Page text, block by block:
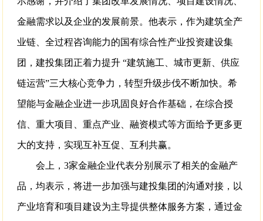
金融需求以及企业的发展前景。他表示，作为建筑全产
业链、全过程咨询能力的国有综合性产业投资建设集
团，建投集团正着力提升 “建筑施工、城市更新、供应
链运营”三大核心竞争力，转型升级步伐不断加快。希
望能与金融企业进一步巩固良好合作基础，在综合授
信、重大项目、重点产业、融资模式等方面给予更多更
大的支持，实现互补互促、互利共赢。
会上，3家金融企业代表分别展示了相关的金融产
品，均表示，将进一步加强与建投集团的沟通对接，以
产业培育和项目建设为主导提供整体服务方案，通过金